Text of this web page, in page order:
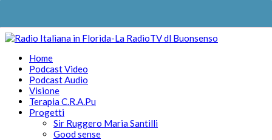
Home
Podcast Video
Podcast Audio
Visione
Terapia C.R.A.Pu
Progetti
Sir Ruggero Maria Santilli
Good sense